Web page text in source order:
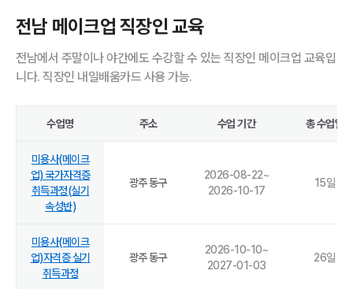
전남 메이크업 직장인 교육
전남에서 주말이나 야간에도 수강할 수 있는 직장인 메이크업 교육입
니다. 직장인 내일배움카드 사용 가능.
수업명 주소 수업 기간 총 수업일
미용사(메이크
업) 국가자격증
취득과정(실기
속성반)
광주 동구
2026-08-22~
2026-10-17
15일
미용사(메이크
업)자격증 실기
취득과정
광주 동구
2026-10-10~
2027-01-03
26일